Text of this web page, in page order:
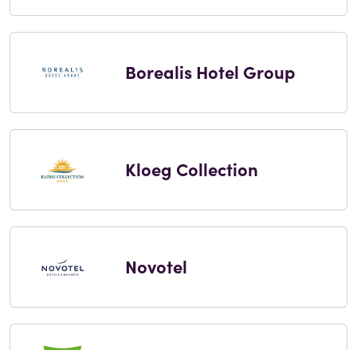
Borealis Hotel Group
Kloeg Collection
Novotel